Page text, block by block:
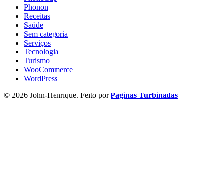
Phonon
Receitas
Saúde
Sem categoria
Serviços
Tecnologia
Turismo
WooCommerce
WordPress
© 2026 John-Henrique. Feito porPáginas Turbinadas